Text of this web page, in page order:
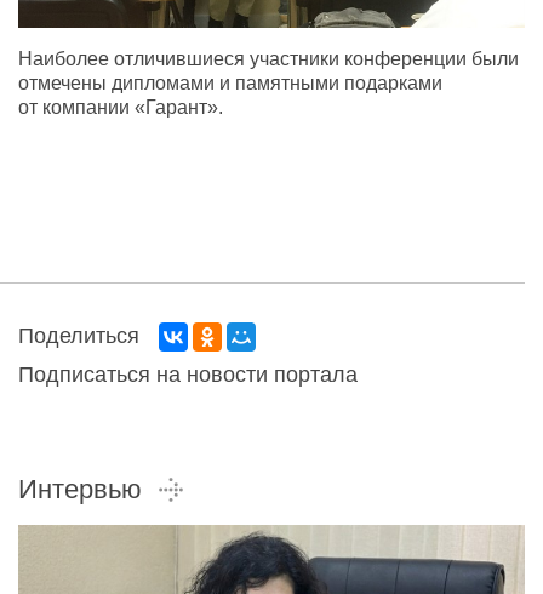
Наиболее отличившиеся участники конференции были
отмечены дипломами и памятными подарками
от компании «Гарант».
Поделиться
Подписаться на новости портала
Интервью